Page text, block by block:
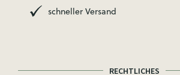
schneller Versand
RECHTLICHES